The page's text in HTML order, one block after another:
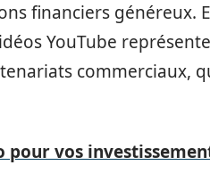
financiers généreux.
YouTube
commerciaux,
vos